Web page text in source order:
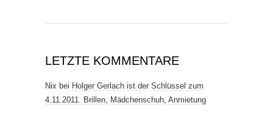
LETZTE KOMMENTARE
Nix bei Holger Gerlach ist der Schlüssel zum
4.11.2011. Brillen, Mädchenschuh, Anmietung